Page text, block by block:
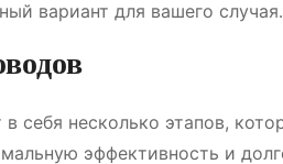
вариант для вашего случая․
себя несколько этапов,
эффективность и